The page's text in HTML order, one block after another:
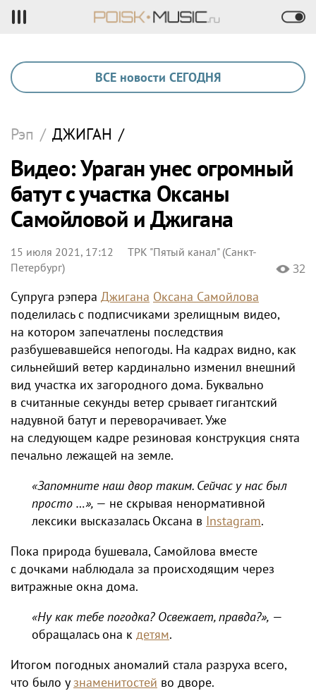
ВСЕ новости СЕГОДНЯ
Рэп / ДЖИГАН /
Видео: Ураган унес огромный
батут с участка Оксаны
Самойловой и Джигана
15 июля 2021, 17:12
ТРК "Пятый канал" (Санкт-
Петербург)
32
Супруга рэпера Джигана Оксана Самойлова
поделилась с подписчиками зрелищным видео,
на котором запечатлены последствия
разбушевавшейся непогоды. На кадрах видно, как
сильнейший ветер кардинально изменил внешний
вид участка их загородного дома. Буквально
в считанные секунды ветер срывает гигантский
надувной батут и переворачивает. Уже
на следующем кадре резиновая конструкция снята
печально лежащей на земле.
«Запомните наш двор таким. Сейчас у нас был
просто …», — не скрывая ненормативной
лексики высказалась Оксана в Instagram.
Пока природа бушевала, Самойлова вместе
с дочками наблюдала за происходящим через
витражные окна дома.
«Ну как тебе погодка? Освежает, правда?», —
обращалась она к детям.
Итогом погодных аномалий стала разруха всего,
что было у знаменитостей во дворе.